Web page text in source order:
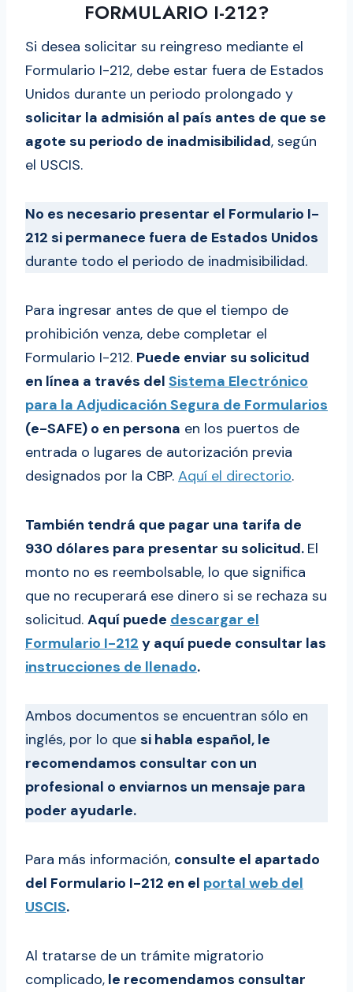
FORMULARIO I-212?
Si desea solicitar su reingreso mediante el
Formulario I-212, debe estar fuera de Estados
Unidos durante un periodo prolongado y
solicitar la admisión al país antes de que se
agote su periodo de inadmisibilidad, según
el USCIS.
No es necesario presentar el Formulario I-
212 si permanece fuera de Estados Unidos
durante todo el periodo de inadmisibilidad.
Para ingresar antes de que el tiempo de
prohibición venza, debe completar el
Formulario I-212. Puede enviar su solicitud
en línea a través del Sistema Electrónico
para la Adjudicación Segura de Formularios
(e-SAFE) o en persona en los puertos de
entrada o lugares de autorización previa
designados por la CBP. Aquí el directorio.
También tendrá que pagar una tarifa de
930 dólares para presentar su solicitud. El
monto no es reembolsable, lo que significa
que no recuperará ese dinero si se rechaza su
solicitud. Aquí puede descargar el
Formulario I-212 y aquí puede consultar las
instrucciones de llenado.
Ambos documentos se encuentran sólo en
inglés, por lo que si habla español, le
recomendamos consultar con un
profesional o enviarnos un mensaje para
poder ayudarle.
Para más información, consulte el apartado
del Formulario I-212 en el portal web del
USCIS.
Al tratarse de un trámite migratorio
complicado, le recomendamos consultar